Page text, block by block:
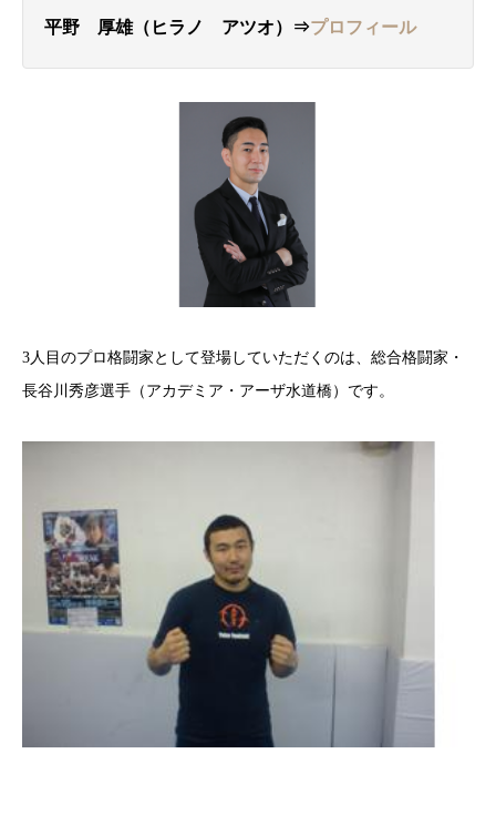
平野 厚雄（ヒラノ アツオ）⇒プロフィール
3人目のプロ格闘家として登場していただくのは、総合格闘家・
長谷川秀彦選手（アカデミア・アーザ水道橋）です。